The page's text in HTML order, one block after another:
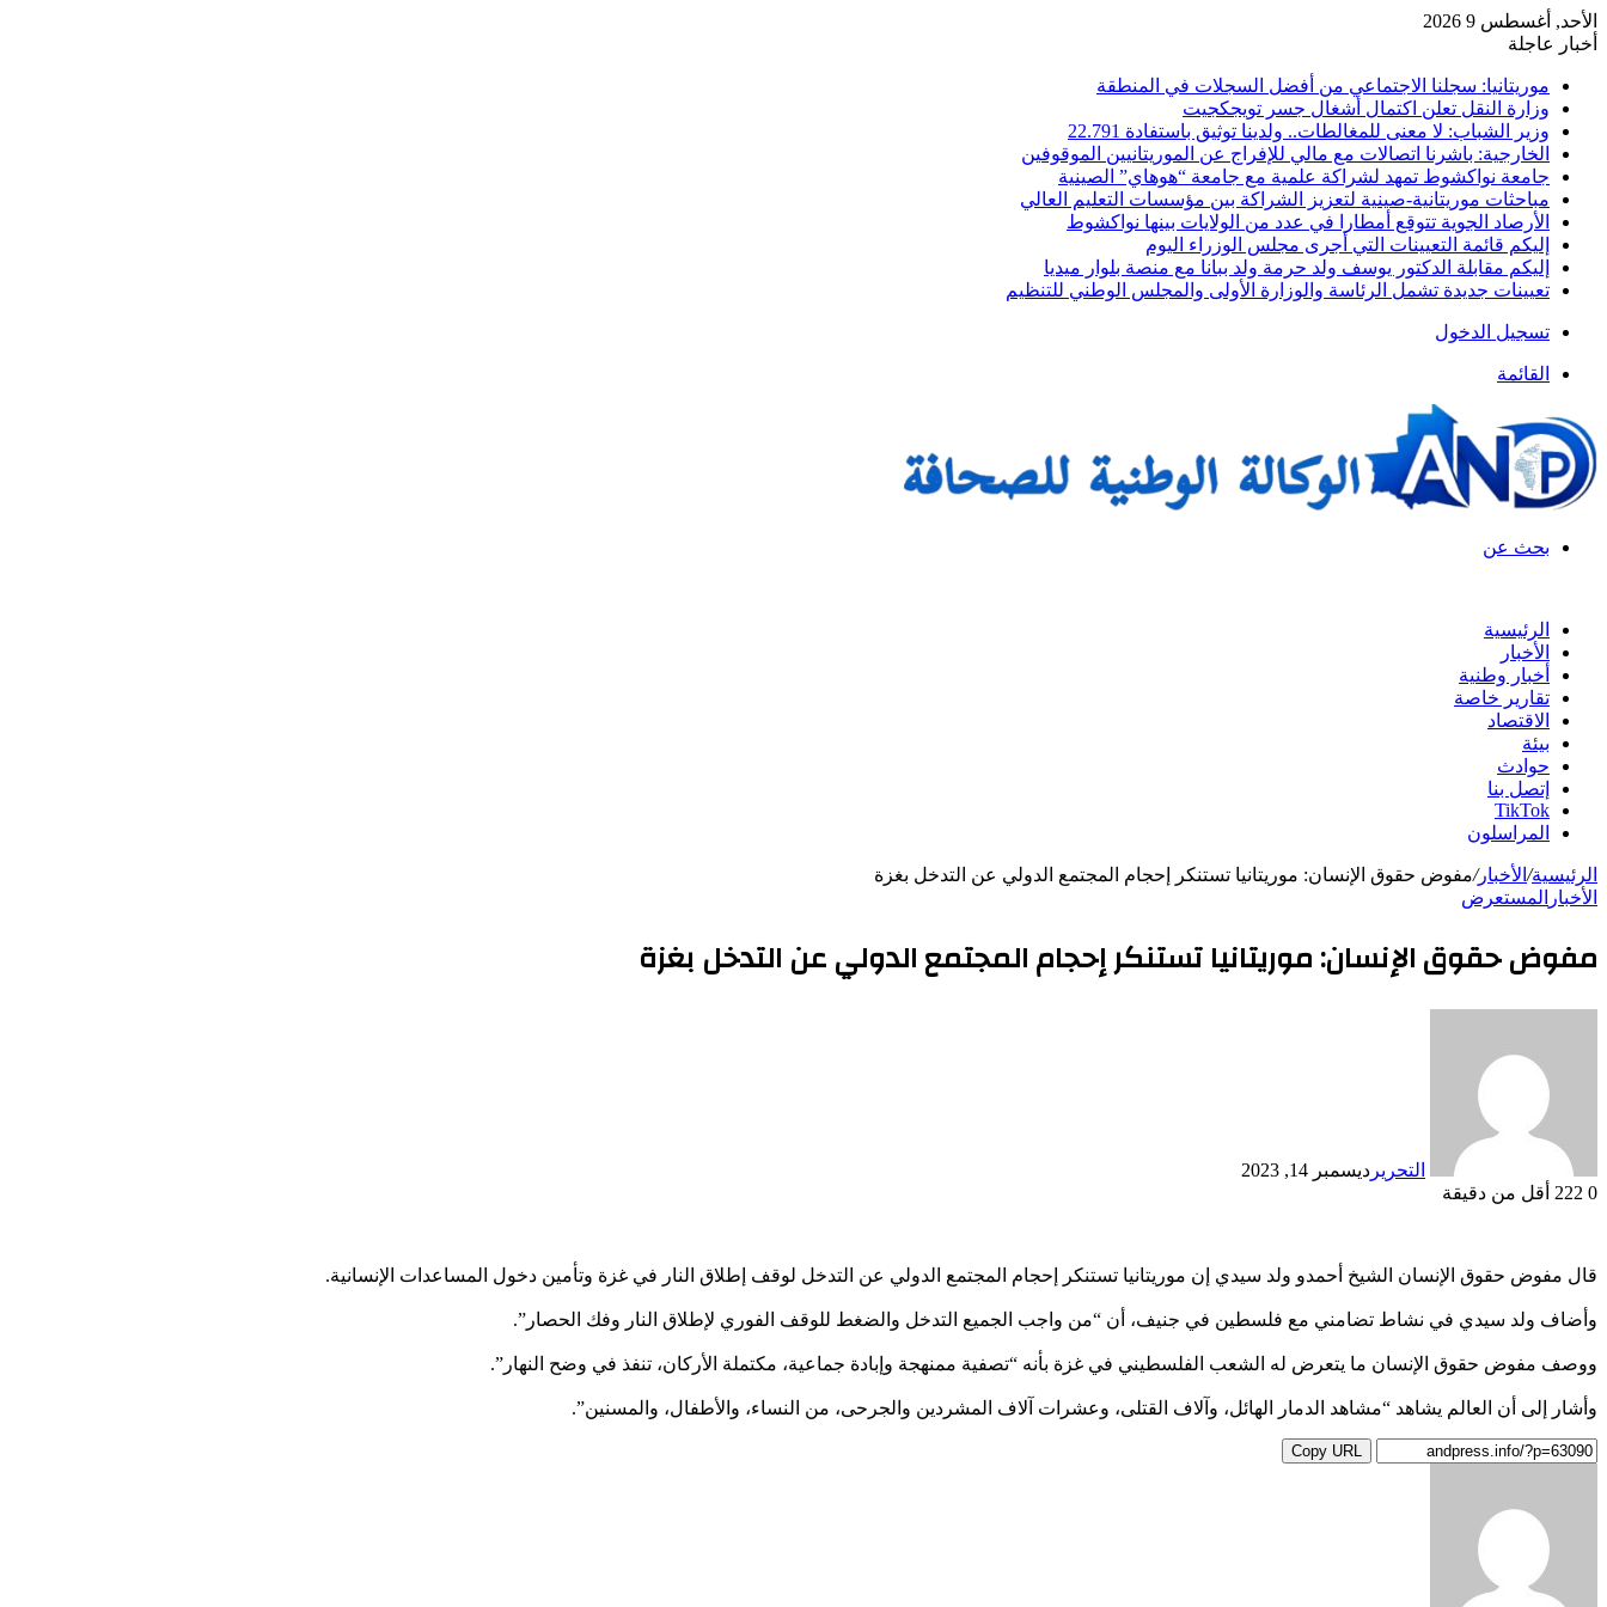
الأحد, أغسطس 9 2026
أخبار عاجلة
موريتانيا: سجلنا الاجتماعي من أفضل السجلات في المنطقة
وزارة النقل تعلن اكتمال أشغال جسر تويجكجيت
وزير الشباب: لا معنى للمغالطات.. ولدينا توثيق باستفادة 22.791
الخارجية: باشرنا اتصالات مع مالي للإفراج عن الموريتانيين الموقوفين
جامعة نواكشوط تمهد لشراكة علمية مع جامعة “هوهاي” الصينية
مباحثات موريتانية-صينية لتعزيز الشراكة بين مؤسسات التعليم العالي
الأرصاد الجوية تتوقع أمطارا في عدد من الولايات بينها نواكشوط
إليكم قائمة التعيينات التي أجرى مجلس الوزراء اليوم
إليكم مقابلة الدكتور يوسف ولد حرمة ولد ببانا مع منصة بلوار ميديا
تعيينات جديدة تشمل الرئاسة والوزارة الأولى والمجلس الوطني للتنظيم
تسجيل الدخول
القائمة
بحث عن
الرئيسية
الأخبار
أخبار وطنية
تقارير خاصة
الاقتصاد
بيئة
حوادث
إتصل بنا
TikTok
المراسلون
الرئيسية/ الأخبار/مفوض حقوق الإنسان: موريتانيا تستنكر إحجام المجتمع الدولي عن التدخل بغزة
الأخبار المستعرض
مفوض حقوق الإنسان: موريتانيا تستنكر إحجام المجتمع الدولي عن التدخل بغزة
التحرير ديسمبر 14, 2023
0
أقل من دقيقة
قال مفوض حقوق الإنسان الشيخ أحمدو ولد سيدي إن موريتانيا تستنكر إحجام المجتمع الدولي عن التدخل لوقف إطلاق النار في غزة وتأمين دخول المساعدات الإنسانية.
وأضاف ولد سيدي في نشاط تضامني مع فلسطين في جنيف، أن “من واجب الجميع التدخل والضغط للوقف الفوري لإطلاق النار وفك الحصار”.
ووصف مفوض حقوق الإنسان ما يتعرض له الشعب الفلسطيني في غزة بأنه “تصفية ممنهجة وإبادة جماعية، مكتملة الأركان، تنفذ في وضح النهار”.
وأشار إلى أن العالم يشاهد “مشاهد الدمار الهائل، وآلاف القتلى، وعشرات آلاف المشردين والجرحى، من النساء، والأطفال، والمسنين”.
Copy URL